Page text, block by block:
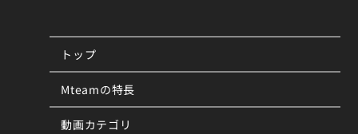
トップ
Mteamの特長
動画カテゴリ